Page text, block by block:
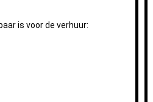
is voor de verhuur: